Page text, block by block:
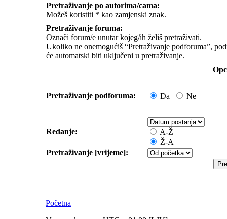
Pretraživanje po autorima/cama:
Možeš koristiti * kao zamjenski znak.
Pretraživanje foruma:
Označi forum/e unutar kojeg/ih želiš pretraživati.
Ukoliko ne onemogućiš “Pretraživanje podforuma”,
će automatski biti uključeni u pretraživanje.
Pretraživanje podforuma: Da Ne
Redanje:
A-Ž
Ž-A
Pretraživanje [vrijeme]:
Početna